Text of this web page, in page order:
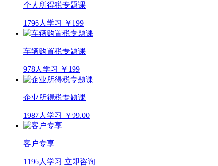
个人所得税专题课
1796人学习 ￥199
车辆购置税专题课
978人学习 ￥199
企业所得税专题课
1987人学习 ￥99.00
客户专享
1196人学习 立即咨询